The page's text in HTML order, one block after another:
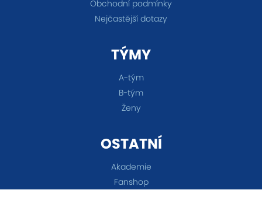
Obchodní podmínky
Nejčastější dotazy
TÝMY
A-tým
B-tým
Ženy
OSTATNÍ
Akademie
Fanshop